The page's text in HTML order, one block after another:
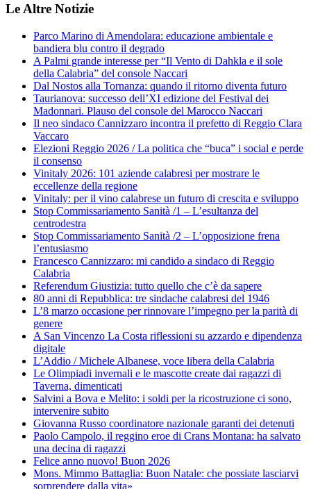
Le Altre Notizie
Parco Marino di Amendolara: educazione ambientale e
bandiera blu contro il degrado
A Palmi grande interesse per “Il Vento di Dahkla e il sole
della Calabria” del console Naccari
Dal Nostos alla Tornanza: quando il ritorno diventa futuro
Taurianova: successo dell’XI edizione del Festival dei
Madonnari. Plauso del console del Marocco Naccari
Il neo sindaco Cannizzaro incontra il prefetto di Reggio Clara
Vaccaro
Elezioni Reggio 2026 / La politica che “buca” i social e perde
il consenso
Vinitaly 2026: 101 aziende calabresi per mostrare le
eccellenze della regione
Vinitaly: per il vino calabrese un futuro di crescita e sviluppo
Stop Commissariamento Sanità /1 – L’esultanza del
centrodestra
Stop Commissariamento Sanità /2 – L’opposizione frena
l’entusiasmo
Francesco Cannizzaro: mi candido a sindaco di Reggio
Calabria
Referendum Giustizia: tutto quello che c’è da sapere
80 anni di Repubblica: tre sindache calabresi del 1946
L’8 marzo occasione per rinnovare l’impegno per la parità di
genere
A San Vincenzo La Costa riflessioni su azzardo e dipendenza
digitale
L’Addio / Michele Albanese, voce libera della Calabria
Le Olimpiadi invernali e le mascotte create dai ragazzi di
Taverna, dimenticati
Salvini a Bova e Melito: i soldi per la ricostruzione ci sono,
intervenire subito
Giovanna Russo coordinatore nazionale garanti dei detenuti
Paolo Campolo, il reggino eroe di Crans Montana: ha salvato
una decina di ragazzi
Felice anno nuovo! Buon 2026
Mons. Mimmo Battaglia: Buon Natale: che possiate lasciarvi
sorprendere dalla vita»